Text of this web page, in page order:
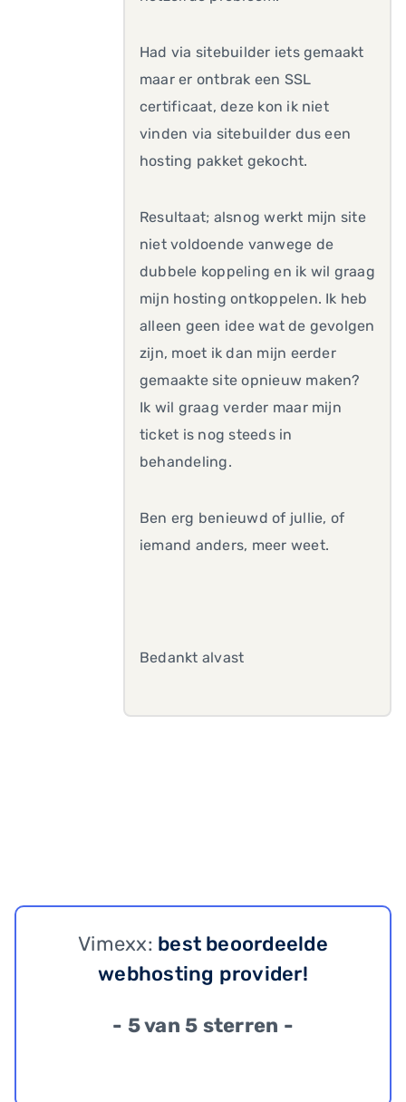
Had via sitebuilder iets gemaakt
maar er ontbrak een SSL
certificaat, deze kon ik niet
vinden via sitebuilder dus een
hosting pakket gekocht.
Resultaat; alsnog werkt mijn site
niet voldoende vanwege de
dubbele koppeling en ik wil graag
mijn hosting ontkoppelen. Ik heb
alleen geen idee wat de gevolgen
zijn, moet ik dan mijn eerder
gemaakte site opnieuw maken?
Ik wil graag verder maar mijn
ticket is nog steeds in
behandeling.
Ben erg benieuwd of jullie, of
iemand anders, meer weet.
Bedankt alvast
Vimexx: best beoordeelde
webhosting provider!
- 5 van 5 sterren -